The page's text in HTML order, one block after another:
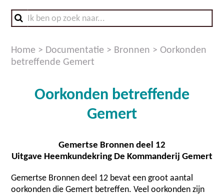
Home > Documentatie > Bronnen >Oorkonden
betreffende Gemert
Oorkonden betreffende
Gemert
Gemertse Bronnen deel 12
Uitgave Heemkundekring De Kommanderij Gemert
Gemertse Bronnen deel 12 bevat een groot aantal
oorkonden die Gemert betreffen. Veel oorkonden zijn